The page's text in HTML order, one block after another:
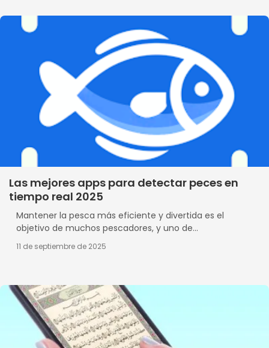
Las mejores apps para detectar peces en
tiempo real 2025
Mantener la pesca más eficiente y divertida es el
objetivo de muchos pescadores, y uno de...
11 de septiembre de 2025